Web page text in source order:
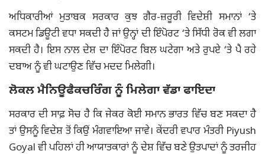
ਅਧਿਕਾਰੀਆਂ ਮੁਤਾਬਕ ਸਰਕਾਰ ਕੁਝ ਗੈਰ-ਜ਼ਰੂਰੀ ਵਿਦੇਸ਼ੀ ਸਮਾਨਾਂ ‘ਤੇ
ਕਸਟਮ ਡਿਊਟੀ ਵਧਾ ਸਕਦੀ ਹੈ ਜਾਂ ਉਨ੍ਹਾਂ ਦੀ ਇੰਪੋਰਟ ‘ਤੇ ਸਿੱਧੀ ਰੋਕ ਵੀ ਲਗਾ
ਸਕਦੀ ਹੈ। ਇਸ ਨਾਲ ਦੇਸ਼ ਦਾ ਇੰਪੋਰਟ ਬਿਲ ਘਟੇਗਾ ਅਤੇ ਰੁਪਏ ‘ਤੇ ਪੈ ਰਹੇ
ਦਬਾਅ ਨੂੰ ਵੀ ਘਟਾਉਣ ਵਿੱਚ ਮਦਦ ਮਿਲੇਗੀ।
ਲੋਕਲ ਮੈਨਿਊਫੈਕਚਰਿੰਗ ਨੂੰ ਮਿਲੇਗਾ ਵੱਡਾ ਫਾਇਦਾ
ਸਰਕਾਰ ਦੀ ਸਾਫ਼ ਸੋਚ ਹੈ ਕਿ ਜੇਕਰ ਕੋਈ ਸਮਾਨ ਭਾਰਤ ਵਿੱਚ ਬਣ ਸਕਦਾ ਹੈ
ਤਾਂ ਉਸਨੂੰ ਵਿਦੇਸ਼ ਤੋਂ ਕਿਉਂ ਮੰਗਵਾਇਆ ਜਾਵੇ। ਕੇਂਦਰੀ ਵਪਾਰ ਮੰਤਰੀ Piyush
Goyal ਵੀ ਪਹਿਲਾਂ ਹੀ ਆਯਾਤਕਾਰਾਂ ਨੂੰ ਦੇਸ਼ ਵਿੱਚ ਬਣੇ ਉਤਪਾਦਾਂ ਨੂੰ ਤਰਜੀਹ